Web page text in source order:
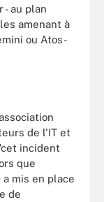
- au plan
amenant à
ou Atos-
de l'IT et
incident
que
mis en place
de